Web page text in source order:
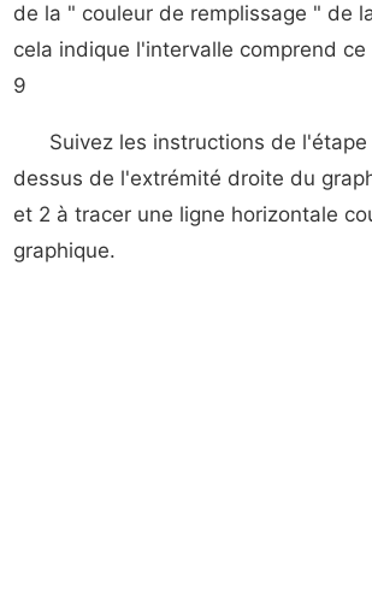
de la " couleur de remplissage " de
cela indique l'intervalle comprend ce
9
Suivez les instructions de
dessus de l'extrémité droite du
et 2 à tracer une ligne horizontale
graphique.